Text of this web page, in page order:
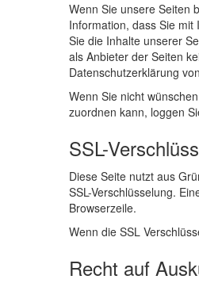
Wenn Sie unsere Seiten
Information, dass Sie mit
Sie die Inhalte unserer
als Anbieter der Seiten
Datenschutzerklärung
Wenn Sie nicht
zuordnen kann, loggen
SSL-
Diese Seite nutzt aus
SSL-Verschlüsselung.
Browserzeile.
Wenn die SSL
Recht auf